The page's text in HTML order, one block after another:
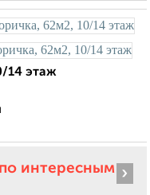
14 этаж
интересным ›